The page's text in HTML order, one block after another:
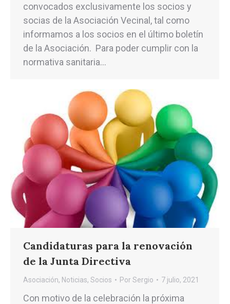
convocados exclusivamente los socios y
socias de la Asociación Vecinal, tal como
informamos a los socios en el último boletín
de la Asociación. Para poder cumplir con la
normativa sanitaria…
Candidaturas para la renovación
de la Junta Directiva
Asociación, Noticias, Socios PorSergio 7 julio, 2021
Con motivo de la celebración la próxima